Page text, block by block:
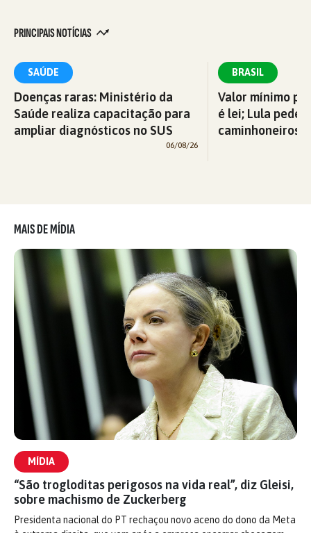
PRINCIPAIS NOTÍCIAS
SAÚDE
Doenças raras: Ministério da
Saúde realiza capacitação para
ampliar diagnósticos no SUS
06/08/26
BRASIL
Valor mínimo
é lei; Lula pede
caminhoneiros
MAIS DE MÍDIA
MÍDIA
“São trogloditas perigosos na vida real”, diz Gleisi,
sobre machismo de Zuckerberg
Presidenta nacional do PT rechaçou novo aceno do dono da Meta